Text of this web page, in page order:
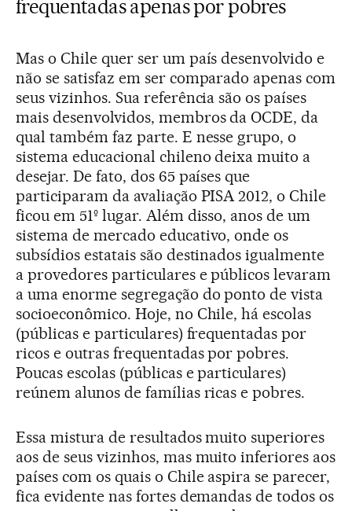
frequentadas apenas por pobres
Mas o Chile quer ser um país desenvolvido e
não se satisfaz em ser comparado apenas com
seus vizinhos. Sua referência são os países
mais desenvolvidos, membros da OCDE, da
qual também faz parte. E nesse grupo, o
sistema educacional chileno deixa muito a
desejar. De fato, dos 65 países que
participaram da avaliação PISA 2012, o Chile
ficou em 51º lugar. Além disso, anos de um
sistema de mercado educativo, onde os
subsídios estatais são destinados igualmente
a provedores particulares e públicos levaram
a uma enorme segregação do ponto de vista
socioeconômico. Hoje, no Chile, há escolas
(públicas e particulares) frequentadas por
ricos e outras frequentadas por pobres.
Poucas escolas (públicas e particulares)
reúnem alunos de famílias ricas e pobres.
Essa mistura de resultados muito superiores
aos de seus vizinhos, mas muito inferiores aos
países com os quais o Chile aspira se parecer,
fica evidente nas fortes demandas de todos os